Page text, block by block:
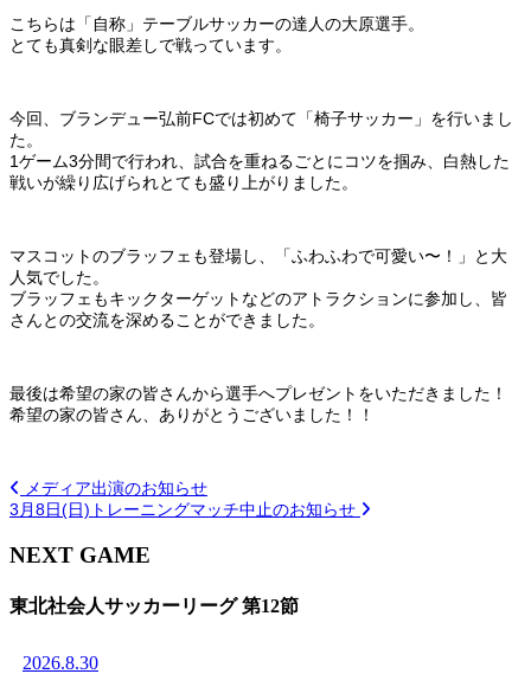
こちらは「自称」テーブルサッカーの達人の大原選手。
とても真剣な眼差しで戦っています。
今回、ブランデュー弘前FCでは初めて「椅子サッカー」を行いまし
た。
1ゲーム3分間で行われ、試合を重ねるごとにコツを掴み、白熱した
戦いが繰り広げられとても盛り上がりました。
マスコットのブラッフェも登場し、「ふわふわで可愛い〜！」と大
人気でした。
ブラッフェもキックターゲットなどのアトラクションに参加し、皆
さんとの交流を深めることができました。
最後は希望の家の皆さんから選手へプレゼントをいただきました！
希望の家の皆さん、ありがとうございました！！
メディア出演のお知らせ
3月8日(日)トレーニングマッチ中止のお知らせ
NEXT GAME
東北社会人サッカーリーグ 第12節
2026.8.30